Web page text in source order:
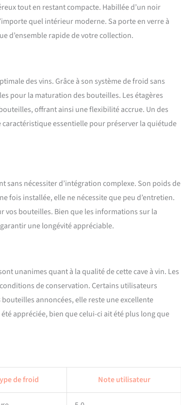
tout en restant compacte. Habillée d’un noir
quel intérieur moderne. Sa porte en verre à
d’ensemble rapide de votre collection.
des vins. Grâce à son système de froid sans
pour la maturation des bouteilles. Les étagères
offrant ainsi une flexibilité accrue. Un des
essentielle pour préserver la quiétude
sans nécessiter d’intégration complexe. Son poids de
fois installée, elle ne nécessite que peu d’entretien.
vos bouteilles. Bien que les informations sur la
une longévité appréciable.
unanimes quant à la qualité de cette cave à vin. Les
de conservation. Certains utilisateurs
annoncées, elle reste une excellente
appréciée, bien que celui-ci ait été plus long que
de froid Note utilisateur